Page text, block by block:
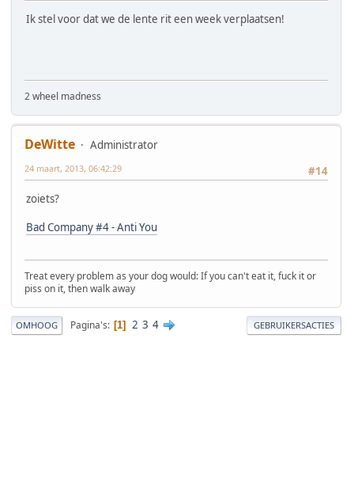
Ik stel voor dat we de lente rit een week verplaatsen!
2 wheel madness
DeWitte
Administrator
#14
24 maart, 2013, 06:42:29
zoiets?
Bad Company #4 - Anti You
Treat every problem as your dog would: If you can't eat it, fuck it or
piss on it, then walk away
OMHOOG Pagina's 1 2 3 4 GEBRUIKERSACTIES